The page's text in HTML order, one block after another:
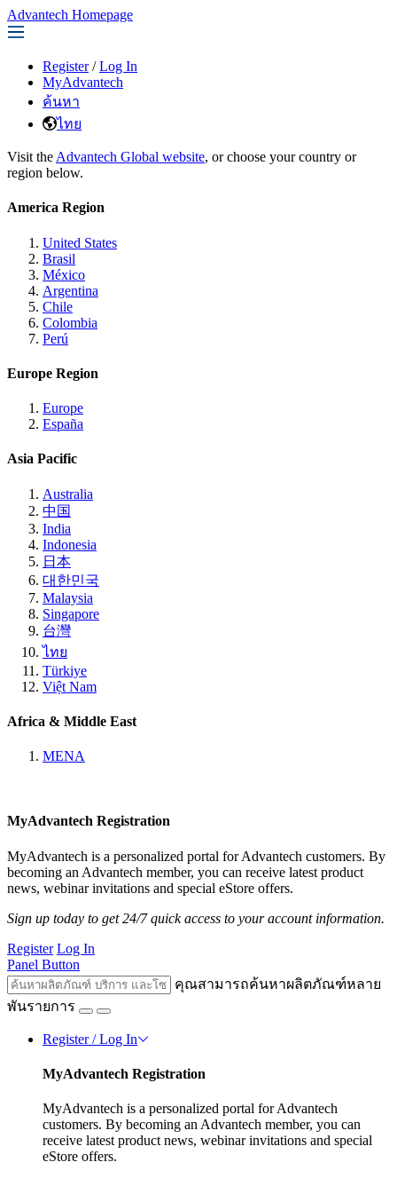
Advantech Homepage
Register / Log In
MyAdvantech
ค้นหา
ไทย
Visit the Advantech Global website, or choose your country or
region below.
America Region
United States
Brasil
México
Argentina
Chile
Colombia
Perú
Europe Region
Europe
España
Asia Pacific
Australia
中国
India
Indonesia
日本
대한민국
Malaysia
Singapore
台灣
ไทย
Türkiye
Việt Nam
Africa & Middle East
MENA
MyAdvantech Registration
MyAdvantech is a personalized portal for Advantech customers. By
becoming an Advantech member, you can receive latest product
news, webinar invitations and special eStore offers.
Sign up today to get 24/7 quick access to your account information.
Register Log In
Panel Button
คุณสามารถค้นหาผลิตภัณฑ์หลาย
พันรายการ
Register / Log In
MyAdvantech Registration
MyAdvantech is a personalized portal for Advantech
customers. By becoming an Advantech member, you can
receive latest product news, webinar invitations and special
eStore offers.